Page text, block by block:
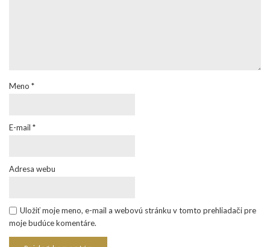
Meno *
E-mail *
Adresa webu
Uložiť moje meno, e-mail a webovú stránku v tomto prehliadači pre
moje budúce komentáre.